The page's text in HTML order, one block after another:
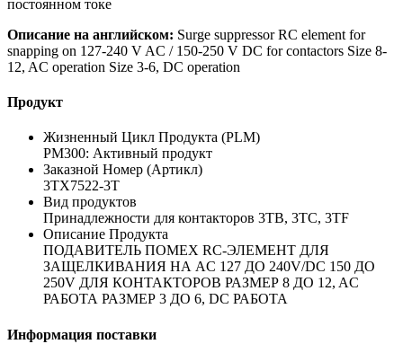
постоянном токе
Описание на английском: Surge suppressor RC element for
snapping on 127-240 V AC / 150-250 V DC for contactors Size 8-
12, AC operation Size 3-6, DC operation
Продукт
Жизненный Цикл Продукта (PLM)
PM300: Активный продукт
Заказной Номер (Артикл)
3TX7522-3T
Вид продуктов
Принадлежности для контакторов 3TB, 3TC, 3TF
Описание Продукта
ПОДАВИТЕЛЬ ПОМЕХ RC-ЭЛЕМЕНТ ДЛЯ
ЗАЩЕЛКИВАНИЯ НА AC 127 ДO 240V/DC 150 ДO
250V ДЛЯ КОНТАКТОРОВ РАЗМЕР 8 ДO 12, AC
РАБОТА РАЗМЕР 3 ДO 6, DC РАБОТА
Информация поставки